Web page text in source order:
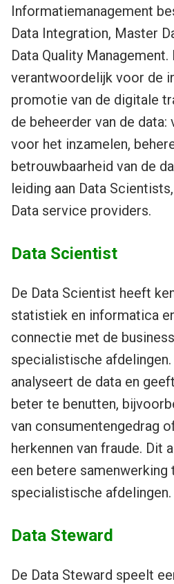
Informatiemanagement
Data Integration, Master
Data Quality Management.
verantwoordelijk voor de
promotie van de digitale
de beheerder van de
voor het inzamelen,
betrouwbaarheid van de
leiding aan Data
Data service providers.
Data Scientist
De Data Scientist heeft
statistiek en informatica
connectie met de
specialistische
analyseert de data en
beter te benutten,
van consumentengedrag
herkennen van fraude. Dit
een betere samenwerking
specialistische afdelingen.
Data Steward
De Data Steward speelt